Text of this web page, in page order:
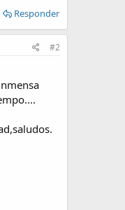
Responder
#2